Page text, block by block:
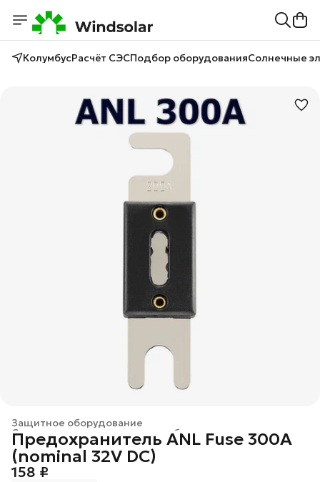
КолумбусРасчёт СЭСПодбор оборудованияСолнечные
Защитное оборудование
Соединительное и защитное оборудование ›
Главная ›
Предохранитель ANL Fuse 300А
(nominal 32V DC)
158 ₽